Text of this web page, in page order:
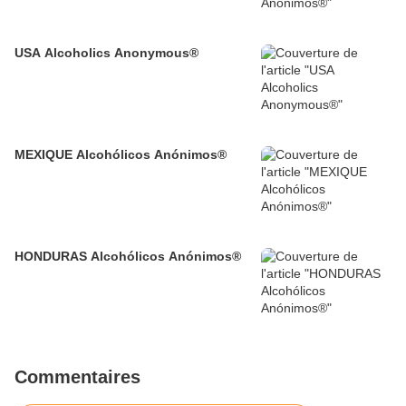
USA Alcoholics Anonymous®
MEXIQUE Alcohólicos Anónimos®
HONDURAS Alcohólicos Anónimos®
Commentaires